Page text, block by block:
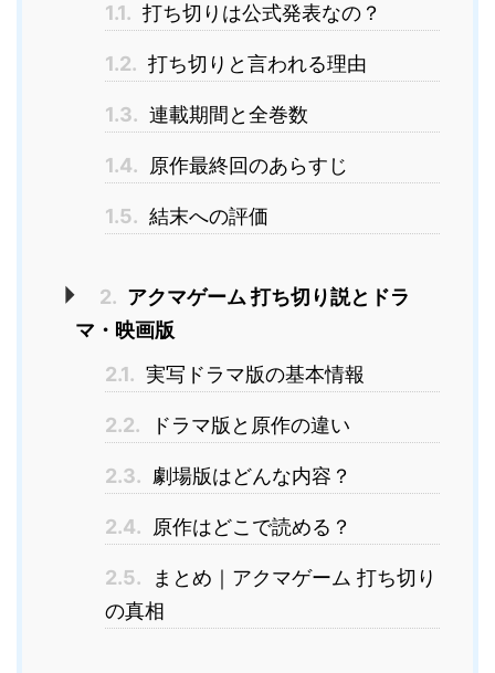
1.1. 打ち切りは公式発表なの？
1.2. 打ち切りと言われる理由
1.3. 連載期間と全巻数
1.4. 原作最終回のあらすじ
1.5. 結末への評価
2. アクマゲーム 打ち切り説とドラ
マ・映画版
2.1. 実写ドラマ版の基本情報
2.2. ドラマ版と原作の違い
2.3. 劇場版はどんな内容？
2.4. 原作はどこで読める？
2.5.
まとめ｜アクマゲーム 打ち切り
の真相